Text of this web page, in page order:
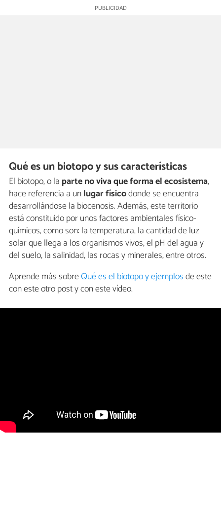
Qué es un biotopo y sus características
El biotopo, o la parte no viva que forma el ecosistema,
hace referencia a unlugar físicodonde se encuentra
desarrollándose la biocenosis. Además, este territorio
está constituido por unos factores ambientales físico-
químicos, como son: la temperatura, la cantidad de luz
solar que llega a los organismos vivos, el pH del agua y
del suelo, la salinidad, las rocas y minerales, entre otros.
Aprende más sobreQué es el biotopo y ejemplosde este
con este otro post y con este vídeo.